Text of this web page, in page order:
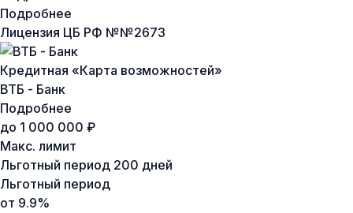
Подробнее
Лицензия ЦБ РФ №№2673
Кредитная «Карта возможностей»
ВТБ - Банк
Подробнее
до 1 000 000 ₽
Макс. лимит
Льготный период 200 дней
Льготный период
от 9.9%